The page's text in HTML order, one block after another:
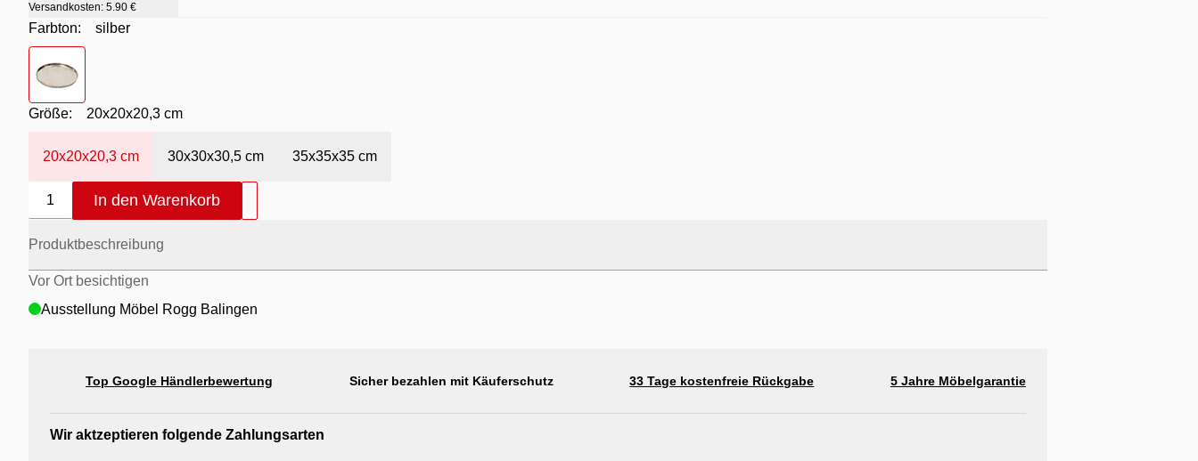
Versandkosten: 5.90 €
Farbton:
silber
Größe: 20x20x20,3 cm
20x20x20,3 cm 30x30x30,5 cm 35x35x35 cm
1 In den Warenkorb
Produktbeschreibung
Vor Ort besichtigen
Ausstellung Möbel Rogg Balingen
Top Google Händlerbewertung Sicher bezahlen mit Käuferschutz 33 Tage kostenfreie Rückgabe 5 Jahre Möbelgarantie
Wir aktzeptieren folgende Zahlungsarten